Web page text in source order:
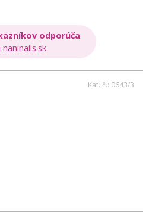
odporúča
Kat. č.: 0643/3